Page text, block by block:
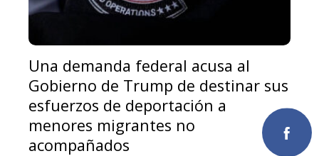
Una demanda federal acusa al
Gobierno de Trump de destinar sus
esfuerzos de deportación a
menores migrantes no
acompañados